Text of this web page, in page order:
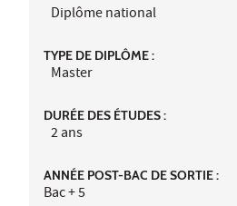
Diplôme national
TYPE DE DIPLÔME :
Master
DURÉE DES ÉTUDES :
2 ans
ANNÉE POST-BAC DE SORTIE :
Bac + 5